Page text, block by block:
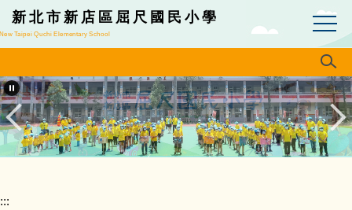
跳
到
主
內
容
區
新北市新店區屈尺國民小學
Taipei Quchi Elementary School
:::